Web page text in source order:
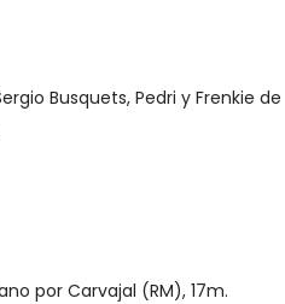
Busquets, Pedri y Frenkie de
por Carvajal (RM), 17m.